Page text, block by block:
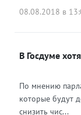
08.08.2018 в
В Госдуме
По мнению
которые будут
снизить чис...